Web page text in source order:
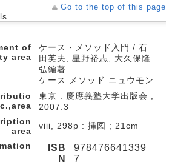
Go to the top of this page
of
area
ケース・メソッド入門 / 石
田英夫, 星野裕志, 大久保隆
弘編著
ケース メソッド ニュウモン
東京 : 慶應義塾大学出版会 ,
2007.3
area
viii, 298p : 挿図 ; 21cm
ISB
N
978476641339
7